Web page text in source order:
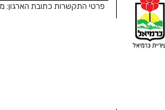
פרטי התקשרות כתובת הארגון: